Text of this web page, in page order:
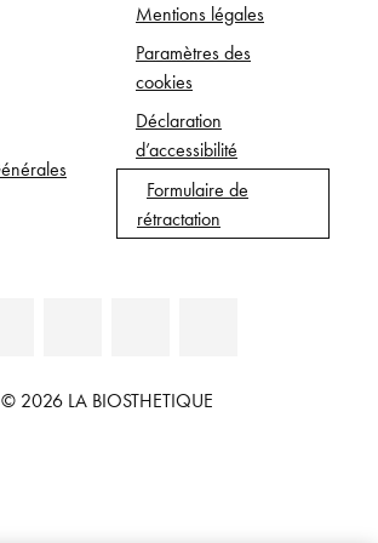
Mentions légales
Paramètres des
cookies
Déclaration
d’accessibilité
Formulaire de
rétractation
© 2026 LA BIOSTHETIQUE